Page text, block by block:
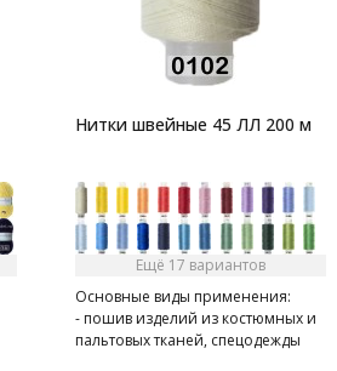
Нитки швейные 45 ЛЛ 200 м
Ещё 17 вариантов
Основные виды применения:
- пошив изделий из костюмных и
пальтовых тканей, спецодежды